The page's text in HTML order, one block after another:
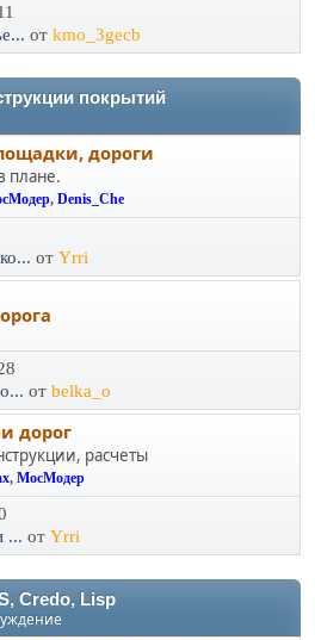
от kmo_3gecb
покрытий
дороги
плане.
, Denis_Che
от Yrri
от belka_o
дорог
расчеты
, МосМодер
... от Yrri
Credo, Lisp